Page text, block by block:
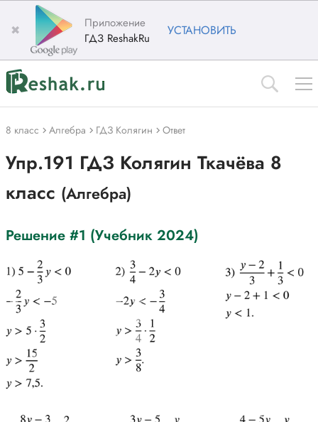
✖
Приложение
ГДЗ ReshakRu
УСТАНОВИТЬ
8 класс Алгебра ГДЗ Колягин Ответ
Упр.191 ГДЗ Колягин Ткачёва 8
класс (Алгебра)
Решение #1 (Учебник 2024)